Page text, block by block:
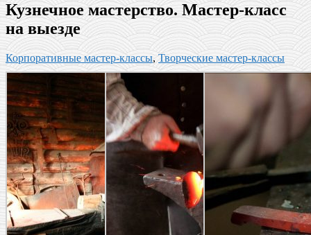
Кузнечное мастерство. Мастер-класс
на выезде
Корпоративные мастер-классы, Творческие мастер-классы